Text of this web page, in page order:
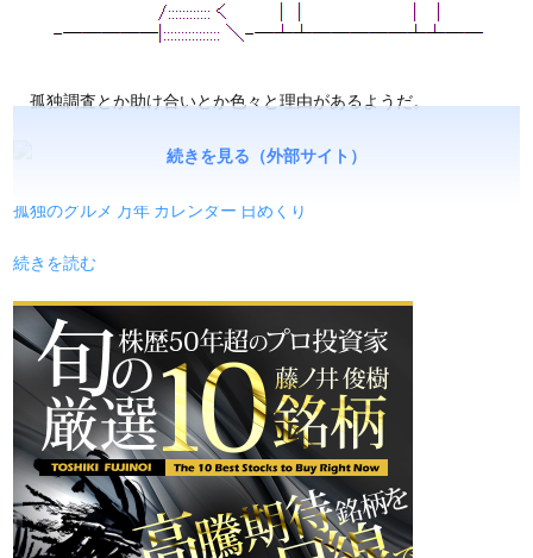
孤独調査とか助け合いとか色々と理由があるようだ。
孤独のグルメ 万年 カレンダー 日めくり
続きを読む
続きを見る（外部サイト）